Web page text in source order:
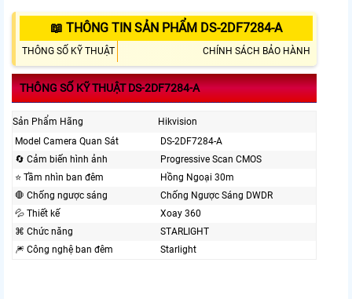
📖 THÔNG TIN SẢN PHẨM DS-2DF7284-A
THÔNG SỐ KỸ THUẬT CHÍNH SÁCH BẢO HÀNH
THÔNG SỐ KỸ THUẬT DS-2DF7284-A
Sản Phẩm Hãng
Hikvision
Model Camera Quan Sát
DS-2DF7284-A
🔄 Cảm biến hình ảnh
Progressive Scan CMOS
⭐ Tầm nhìn ban đêm
Hồng Ngoại 30m
🛑 Chống ngược sáng
Chống Ngược Sáng DWDR
💦 Thiết kế
Xoay 360
⌘ Chức năng
STARLIGHT
🎆 Công nghệ ban đêm
Starlight